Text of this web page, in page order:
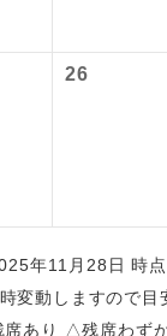
26
年11月28日 時点
変動しますので目
あり △残席わず